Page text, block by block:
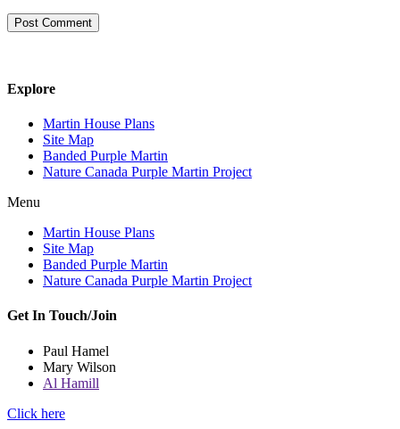
Explore
Martin House Plans
Site Map
Banded Purple Martin
Nature Canada Purple Martin Project
Menu
Martin House Plans
Site Map
Banded Purple Martin
Nature Canada Purple Martin Project
Get In Touch/Join
Paul Hamel
Mary Wilson
Al Hamill
Click here